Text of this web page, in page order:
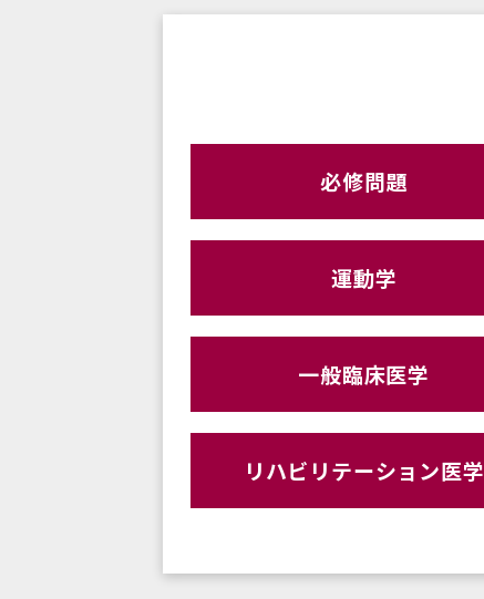
必修問題
運動学
一般臨床医学
リハビリテーション医学